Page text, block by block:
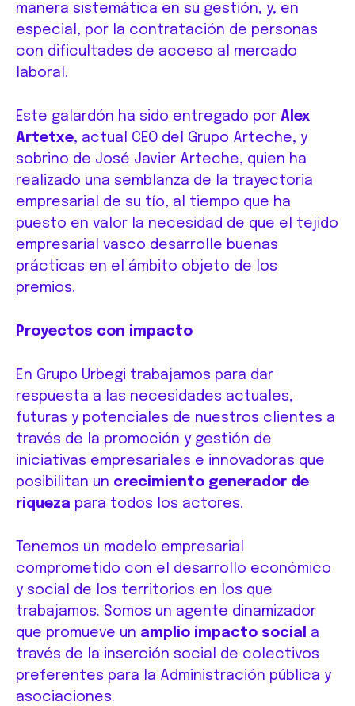
manera sistemática en su gestión, y, en
especial, por la contratación de personas
con dificultades de acceso al mercado
laboral.
Este galardón ha sido entregado por Alex
Artetxe, actual CEO del Grupo Arteche, y
sobrino de José Javier Arteche, quien ha
realizado una semblanza de la trayectoria
empresarial de su tío, al tiempo que ha
puesto en valor la necesidad de que el tejido
empresarial vasco desarrolle buenas
prácticas en el ámbito objeto de los
premios.
Proyectos con impacto
En Grupo Urbegi trabajamos para dar
respuesta a las necesidades actuales,
futuras y potenciales de nuestros clientes a
través de la promoción y gestión de
iniciativas empresariales e innovadoras que
posibilitan un crecimiento generador de
riqueza para todos los actores.
Tenemos un modelo empresarial
comprometido con el desarrollo económico
y social de los territorios en los que
trabajamos. Somos un agente dinamizador
que promueve un amplio impacto social
a
través de la inserción social de colectivos
preferentes para la Administración pública y
asociaciones.